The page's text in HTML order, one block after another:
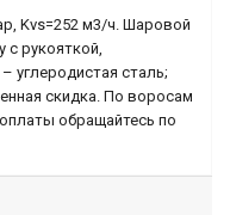
Kvs=252 м3/ч. Шаровой
с рукояткой,
углеродистая сталь;
скидка. По воросам
обращайтесь по